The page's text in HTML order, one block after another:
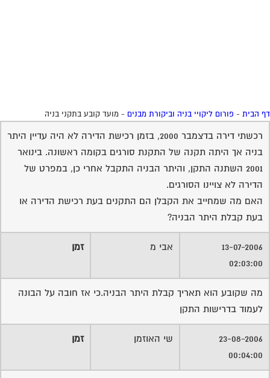
הבית- פורום ליקויי בניה וביקורת מבנים- מועד קובע בתקני בניה
רכשתי דירה בדצמבר 2000, בזמן רכישת הדירה לא היה עדיין היתר
בניה אך היתה תקנה של התקנת סורגים בקומה ראשונה. בינואר
2001 השתנה התקן, והיתר הבניה התקבל אחרי כן, במפרט של
הדירה לא צויינו הסורגים.
האם מה שמחייב את הקבלן הם התקנים בעת רכישת הדירה או
בעת קבלת היתר הבניה?
13-07-2006
02:03:00
אבי מ זמן
מה שקובע הוא תאריך קבלת היתר הבניה.כי אז חובה על הבונה
לעמוד בדרישות התקן
23-08-2006
00:04:00
שי האוזמן זמן